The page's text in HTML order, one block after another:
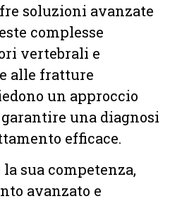
soluzioni avanzate
complesse
vertebrali e
alle fratture
un approccio
una diagnosi
efficace.
sua competenza,
avanzato e